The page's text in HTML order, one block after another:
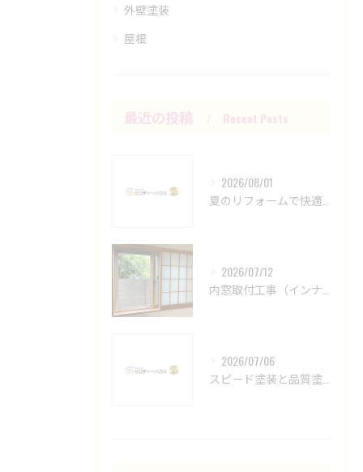
外壁塗装
屋根
最近の投稿 Recent Posts
2026/08/01
2026/07/12
2026/07/06